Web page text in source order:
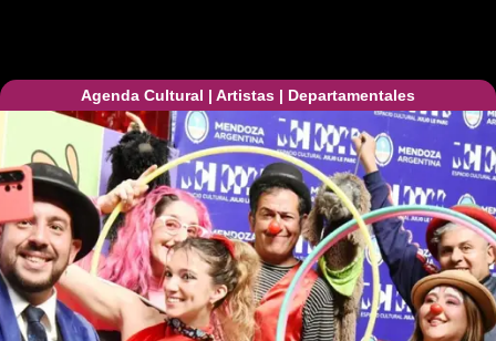
Agenda Cultural | Artistas | Departamentales